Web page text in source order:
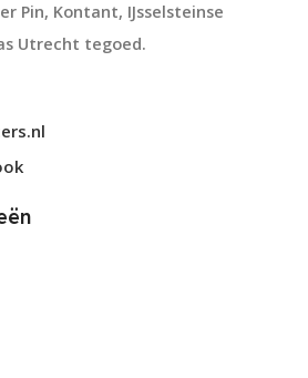
Pin, Kontant, IJsselsteinse
Utrecht tegoed.